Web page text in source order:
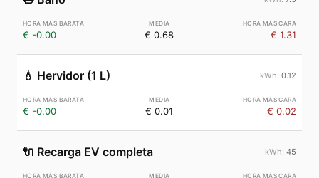
€ -0.00 € 0.68 € 1.31
💧 Hervidor (1 L) 0.12
€ -0.00 € 0.01 € 0.02
🔌 Recarga EV completa 45